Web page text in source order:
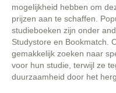
mogelijkheid hebben om
prijzen aan te schaffen.
studieboeken zijn onder
Studystore en Bookmatch.
gemakkelijk zoeken naar
voor hun studie, terwijl ze
duurzaamheid door het